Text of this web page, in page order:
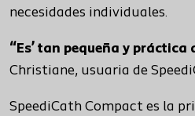
necesidades individuales.
“Es’ tan pequeña y práctica
Christiane, usuaria de
SpeediCath Compact es la